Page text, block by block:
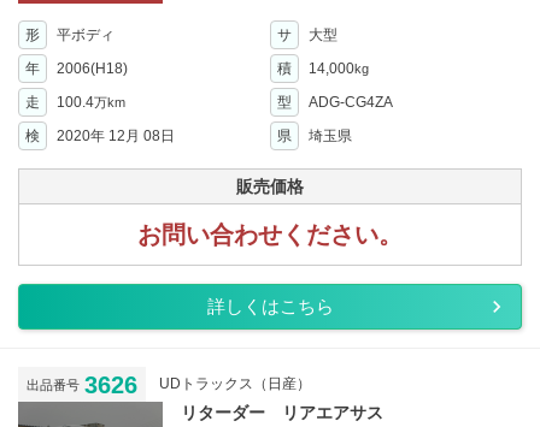
形 平ボディ サ
大型
年
2006(H18) 積 14,000kg
走 100.4万km 型
ADG-CG4ZA
検
2020年 12月 08日 県 埼玉県
販売価格
お問い合わせください。
詳しくはこちら
出品番号 3626 UDトラックス（日産）
リターダー リアエアサス